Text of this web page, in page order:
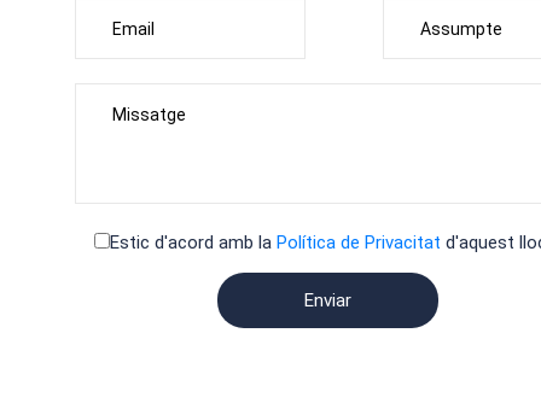
Estic d'acord amb la Política de Privacitat d'aquest